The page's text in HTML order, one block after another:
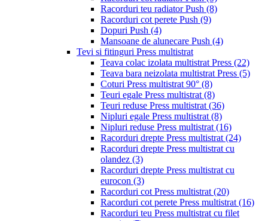
Racorduri teu radiator Push (8)
Racorduri cot perete Push (9)
Dopuri Push (4)
Mansoane de alunecare Push (4)
Tevi si fitinguri Press multistrat
Teava colac izolata multistrat Press (22)
Teava bara neizolata multistrat Press (5)
Coturi Press multistrat 90° (8)
Teuri egale Press multistrat (8)
Teuri reduse Press multistrat (36)
Nipluri egale Press multistrat (8)
Nipluri reduse Press multistrat (16)
Racorduri drepte Press multistrat (24)
Racorduri drepte Press multistrat cu
olandez (3)
Racorduri drepte Press multistrat cu
eurocon (3)
Racorduri cot Press multistrat (20)
Racorduri cot perete Press multistrat (16)
Racorduri teu Press multistrat cu filet